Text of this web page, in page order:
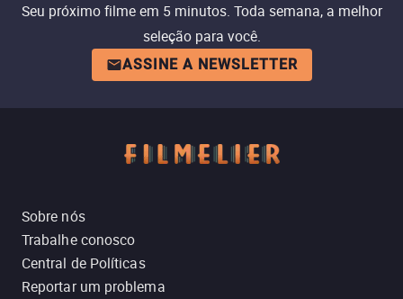
Seu próximo filme em 5 minutos. Toda semana, a melhor
seleção para você.
ASSINE A NEWSLETTER
Sobre nós
Trabalhe conosco
Central de Políticas
Reportar um problema